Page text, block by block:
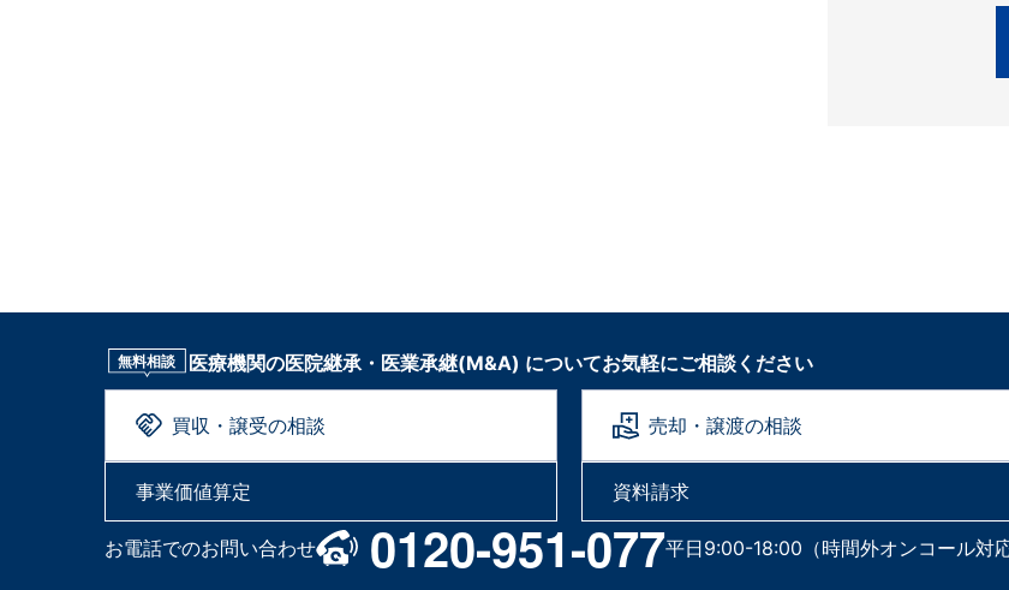
無料相談 医療機関の医院継承・医業承継(M&A) についてお気軽にご相談ください
買収・譲受の相談 売却・譲渡の相談
事業価値算定 資料請求
お電話でのお問い合わせ 0120-951-077平日9:00-18:00（時間外オンコール対